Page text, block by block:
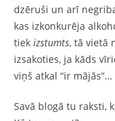
dzēruši un arī
kas izkonkurēja
tiek izstumts, tā vietā
izsakoties, ja kāds
viņš atkal “ir mājās”…
Savā blogā tu raksti,